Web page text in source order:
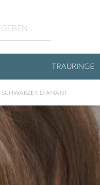
TRAURINGE
SCHWARZER DIAMANT